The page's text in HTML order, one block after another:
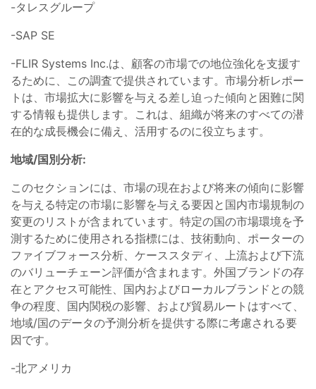
-タレスグループ
-SAP SE
-FLIR Systems Inc.は、顧客の市場での地位強化を支援す
るために、この調査で提供されています。市場分析レポー
トは、市場拡大に影響を与える差し迫った傾向と困難に関
する情報も提供します。これは、組織が将来のすべての潜
在的な成長機会に備え、活用するのに役立ちます。
地域/国別分析:
このセクションには、市場の現在および将来の傾向に影響
を与える特定の市場に影響を与える要因と国内市場規制の
変更のリストが含まれています。特定の国の市場環境を予
測するために使用される指標には、技術動向、ポーターの
ファイブフォース分析、ケーススタディ、上流および下流
のバリューチェーン評価が含まれます。外国ブランドの存
在とアクセス可能性、国内およびローカルブランドとの競
争の程度、国内関税の影響、および貿易ルートはすべて、
地域/国のデータの予測分析を提供する際に考慮される要
因です。
-北アメリカ